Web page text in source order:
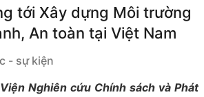
tới Xây dựng Môi trường
An toàn tại Việt Nam
- sự kiện
Nghiên cứu Chính sách và Phát